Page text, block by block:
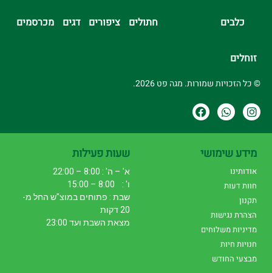
כלבים חתולים ציפורים דגים מכרסמים
זוחלים
© כל הזכויות שמורות. מגה פט 2026.
מידע שימושי
אודותינו
חוות דעות
תקנון
הצהרת נגישות
מדיניות משלוחים
חנויות חיות
מבצעי החודש
שעות פעילות
א' – ה' : 8:00 – 22:00
ו' : 8:00 – 15:00
שבת : פתוחים במוצ"ש החל מ-
20 דקות
מצאת השבת ועד 23:00